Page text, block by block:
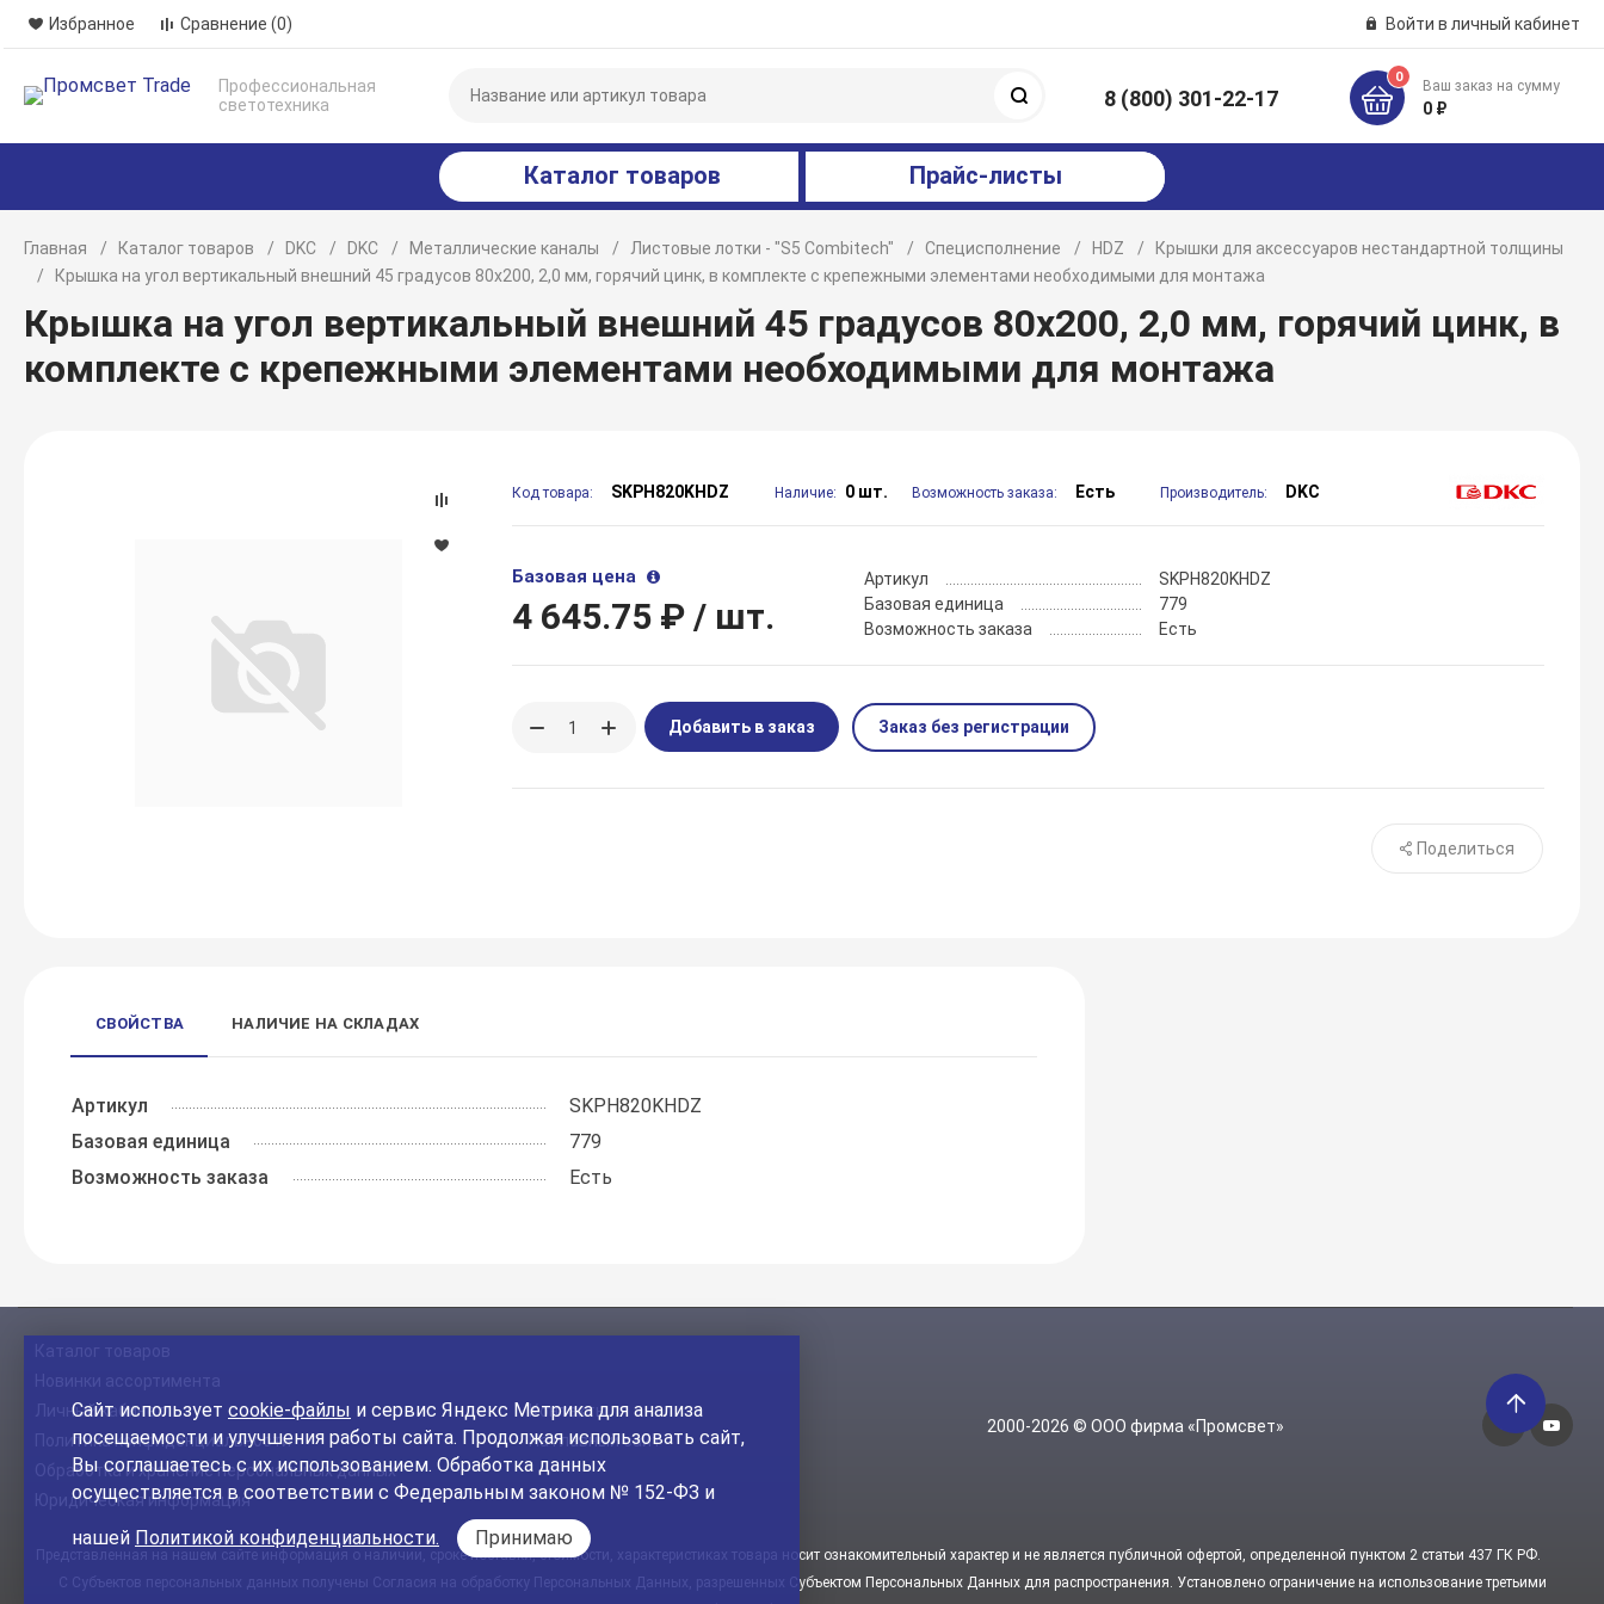
Избранное Сравнение (0) Войти в личный кабинет
Профессиональная
светотехника
8 (800) 301-22-17
0
Ваш заказ на сумму
0 ₽
Каталог товаров Прайс-листы
Главная Каталог товаров DKC DKC Металлические каналы Листовые лотки - "S5 Combitech" Специсполнение HDZ
Крышки для аксессуаров нестандартной толщины
Крышка на угол вертикальный внешний 45 градусов 80х200, 2,0 мм, горячий цинк, в комплекте с крепежными элементами необходимыми для монтажа
Крышка на угол вертикальный внешний 45 градусов 80х200, 2,0 мм, горячий цинк, в
комплекте с крепежными элементами необходимыми для монтажа
Код товара: SKPH820KHDZ Наличие: 0 шт. Возможность заказа: Есть Производитель: DKC
Базовая цена
4 645.75 ₽ / шт.
Артикул
SKPH820KHDZ
Базовая единица
779
Возможность заказа
Есть
Добавить в заказ Заказ без регистрации
Поделиться
СВОЙСТВА НАЛИЧИЕ НА СКЛАДАХ
Артикул
SKPH820KHDZ
Базовая единица
779
Возможность заказа
Есть
Каталог товаров
Новинки ассортимента
Личный кабинет
Политика конфиденциальности
Обработка и хранение персональных данных
Юридическая информация
Контакты
На главный сайт
2000-2026 © ООО фирма «Промсвет»
Представленная на нашем сайте информация о наличии, сроке поставки, стоимости, характеристиках товара носит ознакомительный характер и не является публичной офертой, определенной пунктом 2 статьи 437 ГК РФ.
С Субъектов персональных данных получены Согласия на обработку Персональных Данных, разрешенных Субъектом Персональных Данных для распространения. Установлено ограничение на использование третьими
Сайт использует cookie-файлы и сервис Яндекс Метрика для анализа
посещаемости и улучшения работы сайта. Продолжая использовать сайт,
Вы соглашаетесь с их использованием. Обработка данных
осуществляется в соответствии с Федеральным законом № 152-ФЗ и
нашей Политикой конфиденциальности. Принимаю